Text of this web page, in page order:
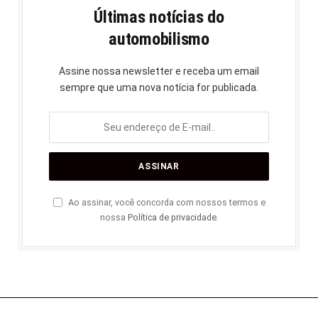
Últimas notícias do
automobilismo
Assine nossa newsletter e receba um email
sempre que uma nova notícia for publicada.
Ao assinar, você concorda com nossos termos e
nossa Política de privacidade.